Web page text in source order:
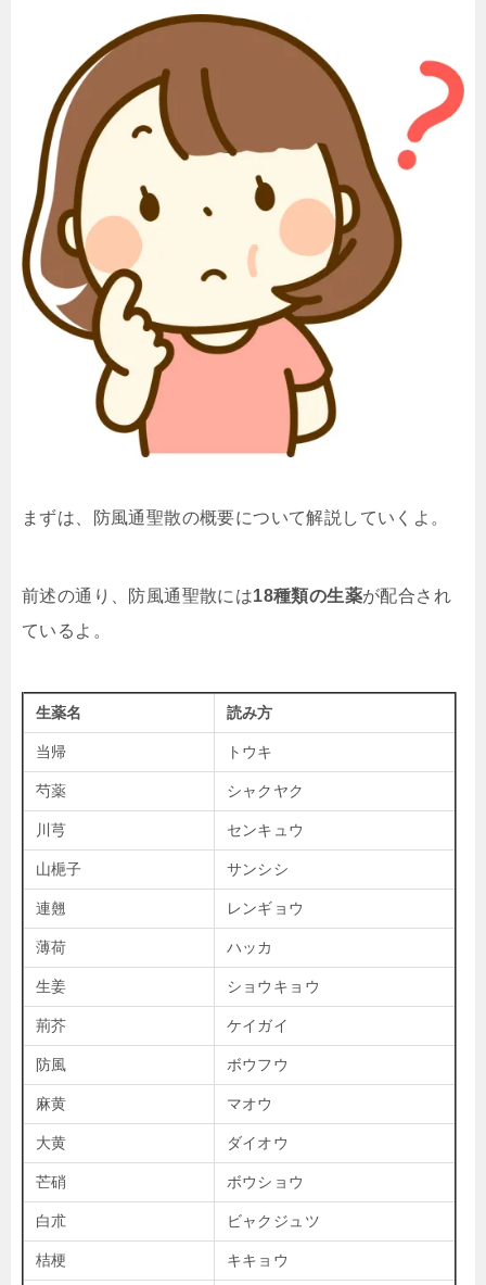
まずは、 防風通聖散の概要について解説していくよ。
前述の通り、防風通聖散には18種類の生薬が配合され
ているよ。
生薬名 読み方
当帰 トウキ
芍薬 シャクヤク
川芎 センキュウ
山梔子 サンシシ
連翹 レンギョウ
薄荷 ハッカ
生姜 ショウキョウ
荊芥 ケイガイ
防風 ボウフウ
麻黄 マオウ
大黄 ダイオウ
芒硝 ボウショウ
白朮 ビャクジュツ
桔梗 キキョウ